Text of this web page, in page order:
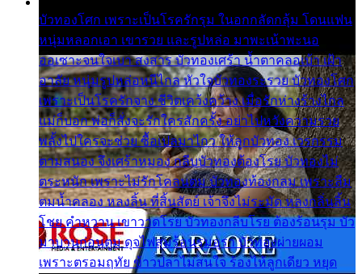
บัวทองโศก เพราะเป็นโรครักรุม ในอกกลัดกลุ้ม โดนแฟน
หนุ่มหลอกเอา เขารวย และรูปหล่อ มาพะเน้าพะนอ
ออเซาะจนใจเบา สงสาร บัวทองเศร้า น้ำตาคลอเบ้า เฝ้า
อาลัย หนุ่มรูปหล่อหนีไกล หัวใจบัวทองระรวย บัวทองโศก
เพราะเป็นโรครักจาง ชีวิตเคว้งคว้าง เมื่อรักห่างร้างไกล
แม่ก็บอก พ่อก็สั่งจะรักใครสักครั้ง อย่าไปหวังความรวย
พลั้งไปใครจะช่วย ซื้อเปลมาไกว ให้ลูกบัวทอง เวรกรรม
ตามสนอง จึงเศร้าหมอง กลีบบัวทองต้องโรย บัวทองไม่
ตระหนัก เพราะไม่รักโคลนตม บัวทองท้องกลม เพราะลืม
ตมน้ำคลอง หลงลิ้น ที่สิ้นสัตย์ เจ้าจึงไม่ระมัด หลงกลิ่นลิ้น
โชย คำหวาน เขาวาดโรย บัวทองกลีบโรย ต้องร้อนรุม บัว
มาบานก่อนตูม ดุจไฟสุมร้อนรุมอุรา บัวทองผ่ายผอม
เพราะตรอมฤทัย ข้าวปลาไม่สนใจ ร้องไห้ลูกเดียว หยุด